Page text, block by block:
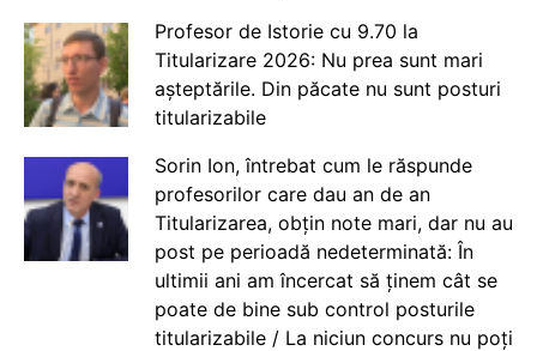
Profesor de Istorie cu 9.70 la
Titularizare 2026: Nu prea sunt mari
așteptările. Din păcate nu sunt posturi
titularizabile
Sorin Ion, întrebat cum le răspunde
profesorilor care dau an de an
Titularizarea, obțin note mari, dar nu au
post pe perioadă nedeterminată: În
ultimii ani am încercat să ținem cât se
poate de bine sub control posturile
titularizabile / La niciun concurs nu poți